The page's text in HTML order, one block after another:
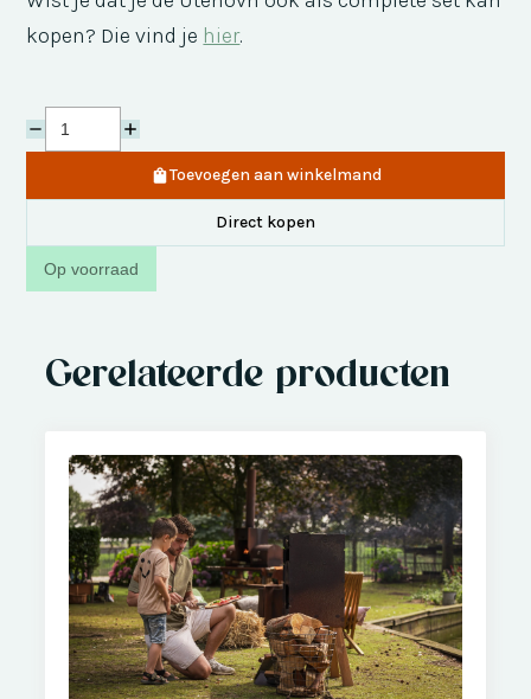
kopen? Die vind je hier.
Toevoegen aan winkelmand
Direct kopen
Op voorraad
Gerelateerde producten